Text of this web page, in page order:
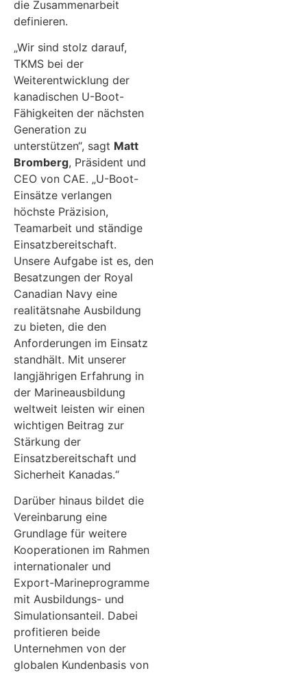
die Zusammenarbeit
definieren.
„Wir sind stolz darauf,
TKMS bei der
Weiterentwicklung der
kanadischen U-Boot-
Fähigkeiten der nächsten
Generation zu
unterstützen“, sagt Matt
Bromberg, Präsident und
CEO von CAE. „U-Boot-
Einsätze verlangen
höchste Präzision,
Teamarbeit und ständige
Einsatzbereitschaft.
Unsere Aufgabe ist es, den
Besatzungen der Royal
Canadian Navy eine
realitätsnahe Ausbildung
zu bieten, die den
Anforderungen im Einsatz
standhält. Mit unserer
langjährigen Erfahrung in
der Marineausbildung
weltweit leisten wir einen
wichtigen Beitrag zur
Stärkung der
Einsatzbereitschaft und
Sicherheit Kanadas.“
Darüber hinaus bildet die
Vereinbarung eine
Grundlage für weitere
Kooperationen im Rahmen
internationaler und
Export-Marineprogramme
mit Ausbildungs- und
Simulationsanteil. Dabei
profitieren beide
Unternehmen von der
globalen Kundenbasis von